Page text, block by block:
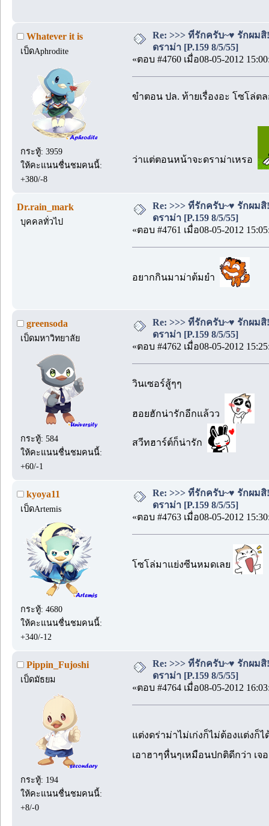
Whatever it is
เป็ดAphrodite
กระทู้: 3959
ให้คะแนนชื่นชมคนนี้:
+380/-8
Re: >>> ที่รักครับ~♥ รักผม
ดราม่า [P.159 8/5/55]
«ตอบ #4760 เมื่อ08-05-2012
ขำตอน ปล. ท้ายเรื่องอะ โซโล่ตล
ว่าแต่ตอนหน้าจะดราม่าเหรอ
Dr.rain_mark
บุคคลทั่วไป
Re: >>> ที่รักครับ~♥ รักผม
ดราม่า [P.159 8/5/55]
«ตอบ #4761 เมื่อ08-05-2012
อยากกินมาม่าต้มยำ
greensoda
เป็ดมหาวิทยาลัย
กระทู้: 584
ให้คะแนนชื่นชมคนนี้:
+60/-1
Re: >>> ที่รักครับ~♥ รักผม
ดราม่า [P.159 8/5/55]
«ตอบ #4762 เมื่อ08-05-2012
วินเซอร์สู้ๆๆ
ฮอยฮักน่ารักอีกแล้วว
สวีทฮาร์ต์ก็น่ารัก
kyoya11
เป็ดArtemis
กระทู้: 4680
ให้คะแนนชื่นชมคนนี้:
+340/-12
Re: >>> ที่รักครับ~♥ รักผม
ดราม่า [P.159 8/5/55]
«ตอบ #4763 เมื่อ08-05-2012
โซโล่มาแย่งซีนหมดเลย
Pippin_Fujoshi
เป็ดมัธยม
กระทู้: 194
ให้คะแนนชื่นชมคนนี้:
+8/-0
Re: >>> ที่รักครับ~♥ รักผม
ดราม่า [P.159 8/5/55]
«ตอบ #4764 เมื่อ08-05-2012
แต่งดร่าม่าไม่เก่งก็ไม่ต้องแต่งก็
เอาฮาๆหื่นๆเหมือนปกติดีกว่า เจ